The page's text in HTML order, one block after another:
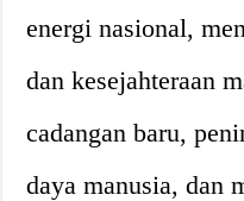
energi nasional,
dan kesejahteraan
cadangan baru,
daya manusia, dan